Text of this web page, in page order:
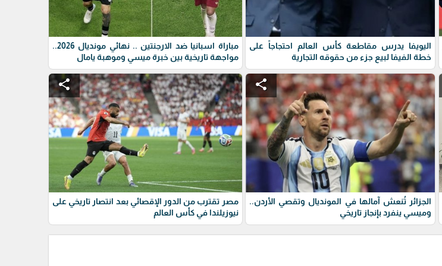
اليويفا يدرس مقاطعة كأس العالم احتجاجاً على
خطة الفيفا لبيع جزء من حقوقه التجارية
مباراة اسبانيا ضد الارجنتين .. نهائي مونديال 2026..
مواجهة تاريخية بين خبرة ميسي وموهبة يامال
share
الجزائر تُنعش آمالها في المونديال وتقصي الأردن..
وميسي ينفرد بإنجاز تاريخي
share
مصر تقترب من الدور الإقصائي بعد انتصار تاريخي على
نيوزيلندا في كأس العالم